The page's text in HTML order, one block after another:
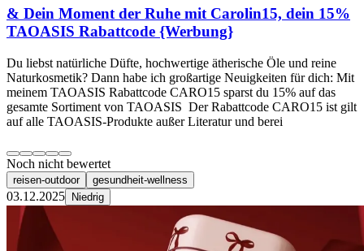
& Dein Moment der Ruhe mit Carolin15, dein 15%
TAOASIS Rabattcode {Werbung}
Du liebst natürliche Düfte, hochwertige ätherische Öle und reine
Naturkosmetik? Dann habe ich großartige Neuigkeiten für dich: Mit
meinem TAOASIS Rabattcode CARO15 sparst du 15% auf das
gesamte Sortiment von TAOASIS ​ Der Rabattcode CARO15 ist gilt
auf alle TAOASIS-Produkte außer Literatur und berei
Noch nicht bewertet
reisen-outdoor gesundheit-wellness
03.12.2025 Niedrig